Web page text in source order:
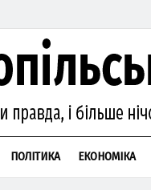
ПОЛІТИКА ЕКОНОМІКА